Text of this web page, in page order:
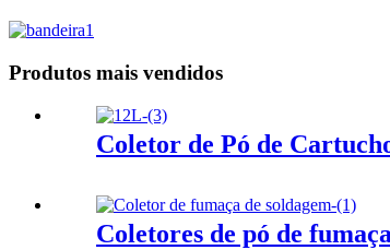
Produtos mais vendidos
Coletor de Pó de
Coletores de pó de